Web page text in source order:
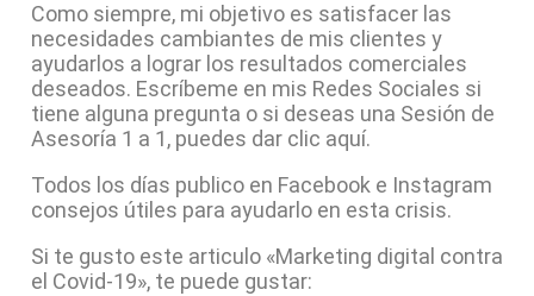
Como siempre, mi objetivo es satisfacer las
necesidades cambiantes de mis clientes y
ayudarlos a lograr los resultados comerciales
deseados. Escríbeme en mis Redes Sociales si
tiene alguna pregunta o si deseas una Sesión de
Asesoría 1 a 1, puedes dar clic aquí.
Todos los días publico en Facebook e Instagram
consejos útiles para ayudarlo en esta crisis.
Si te gusto este articulo «Marketing digital contra
el Covid-19», te puede gustar: